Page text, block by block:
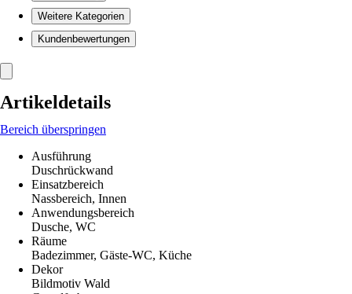
Weitere Kategorien
Kundenbewertungen
Artikeldetails
Bereich überspringen
Ausführung
Duschrückwand
Einsatzbereich
Nassbereich, Innen
Anwendungsbereich
Dusche, WC
Räume
Badezimmer, Gäste-WC, Küche
Dekor
Bildmotiv Wald